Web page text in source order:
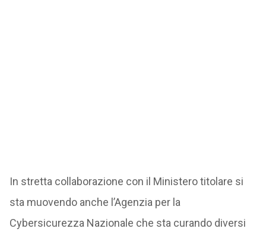
In stretta collaborazione con il Ministero titolare si
sta muovendo anche l’Agenzia per la
Cybersicurezza Nazionale che sta curando diversi